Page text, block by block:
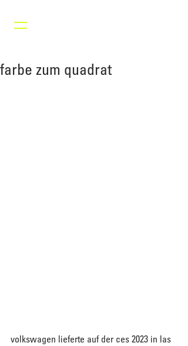
farbe zum quadrat
volkswagen lieferte auf der ces 2023 in las